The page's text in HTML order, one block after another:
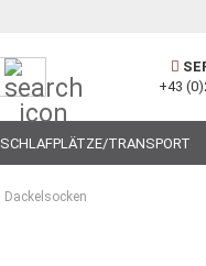
+43
SCHLAFPLÄTZE/TRANSPORT
Dackelsocken